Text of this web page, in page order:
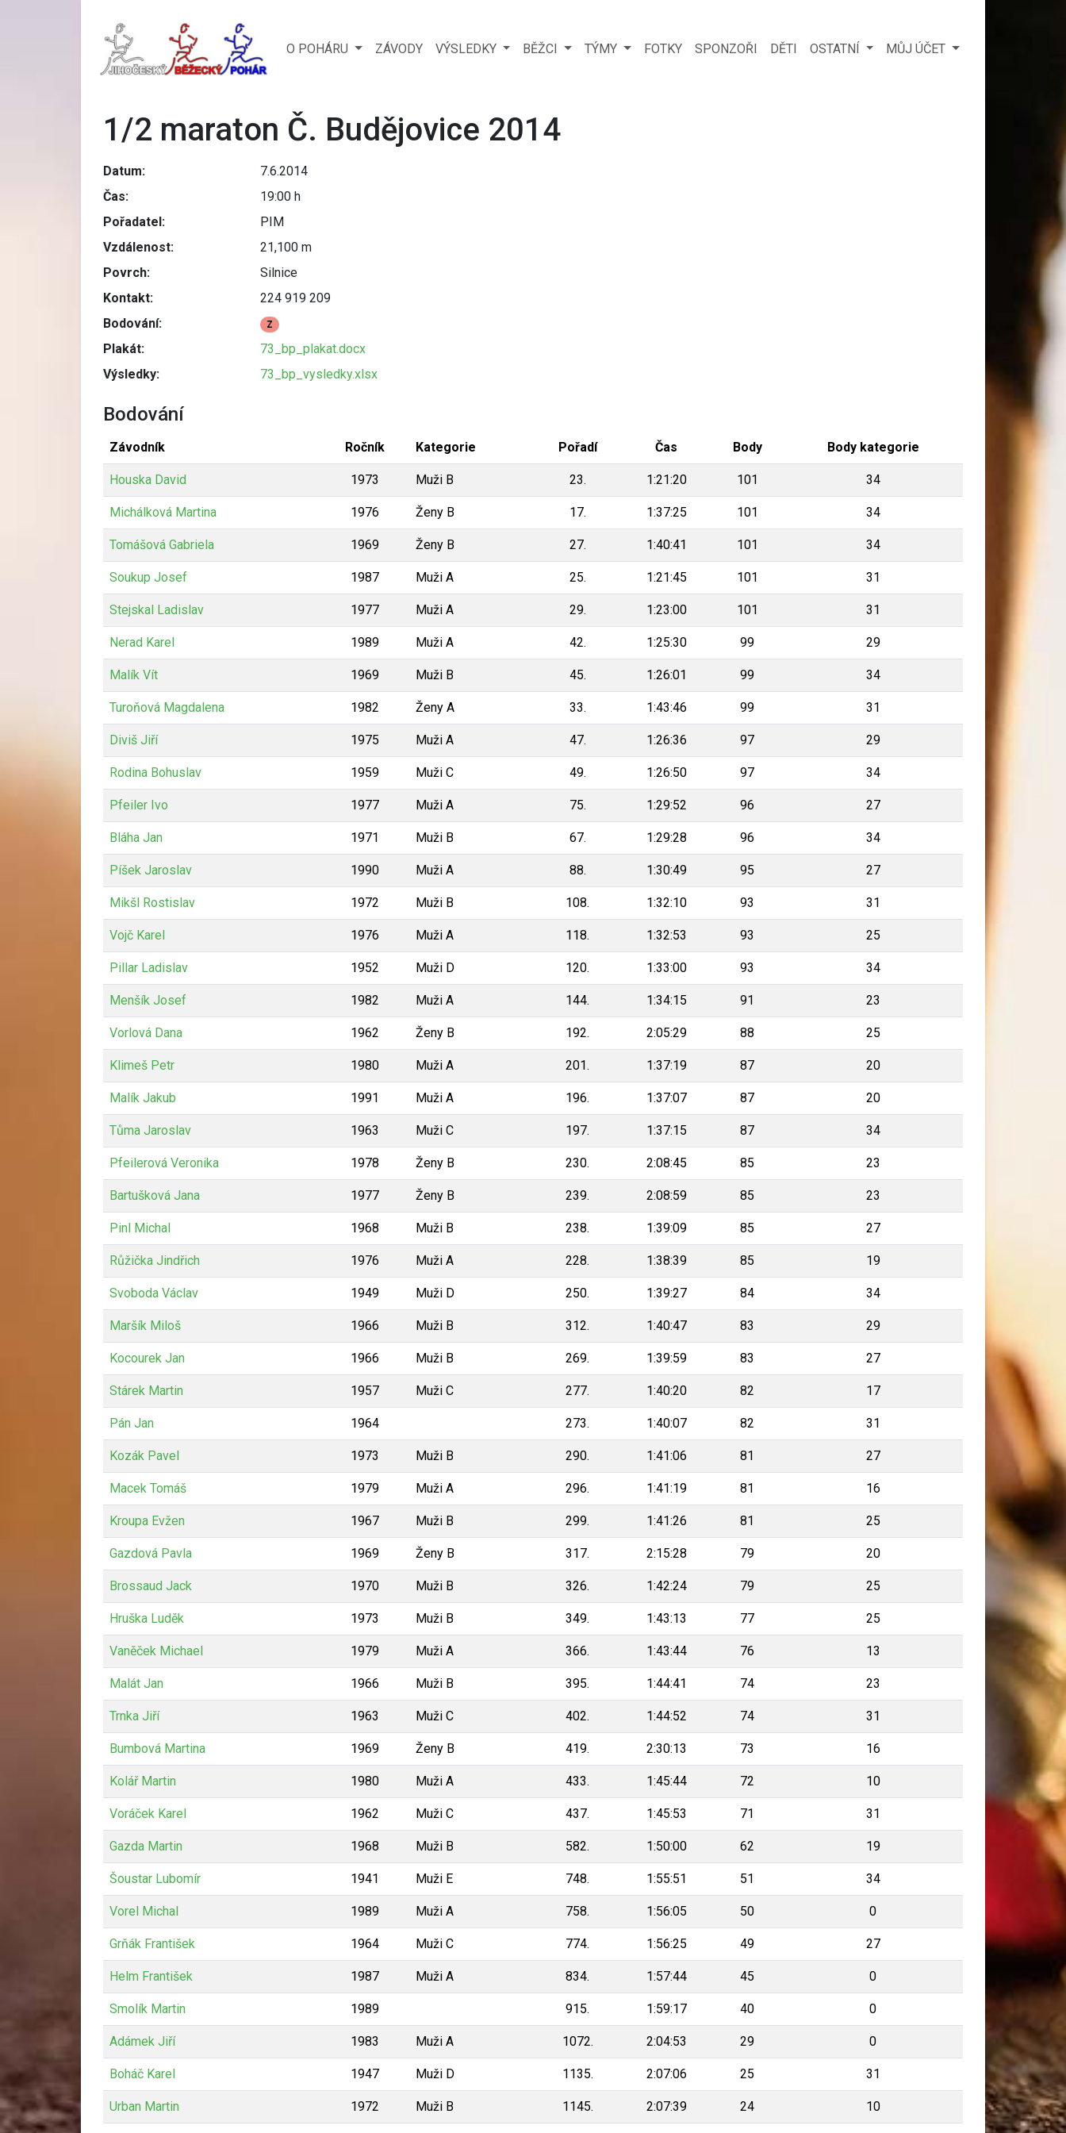
O POHÁRU ZÁVODY VÝSLEDKY BĚŽCI TÝMY FOTKY SPONZOŘI DĚTI OSTATNÍ MŮJ ÚČET
1/2 maraton Č. Budějovice 2014
Datum:
7.6.2014
Čas:
19:00 h
Pořadatel:
PIM
Vzdálenost:
21,100 m
Povrch:
Silnice
Kontakt:
224 919 209
Bodování:
Z
Plakát:
73_bp_plakat.docx
Výsledky:
73_bp_vysledky.xlsx
Bodování
Závodník Ročník Kategorie Pořadí Čas Body Body kategorie
Houska David 1973 Muži B 23. 1:21:20 101 34
Michálková Martina 1976 Ženy B 17. 1:37:25 101 34
Tomášová Gabriela 1969 Ženy B 27. 1:40:41 101 34
Soukup Josef 1987 Muži A 25. 1:21:45 101 31
Stejskal Ladislav 1977 Muži A 29. 1:23:00 101 31
Nerad Karel 1989 Muži A 42. 1:25:30 99 29
Malík Vít 1969 Muži B 45. 1:26:01 99 34
Turoňová Magdalena 1982 Ženy A 33. 1:43:46 99 31
Diviš Jiří 1975 Muži A 47. 1:26:36 97 29
Rodina Bohuslav 1959 Muži C 49. 1:26:50 97 34
Pfeiler Ivo 1977 Muži A 75. 1:29:52 96 27
Bláha Jan 1971 Muži B 67. 1:29:28 96 34
Píšek Jaroslav 1990 Muži A 88. 1:30:49 95 27
Mikšl Rostislav 1972 Muži B 108. 1:32:10 93 31
Vojč Karel 1976 Muži A 118. 1:32:53 93 25
Pillar Ladislav 1952 Muži D 120. 1:33:00 93 34
Menšík Josef 1982 Muži A 144. 1:34:15 91 23
Vorlová Dana 1962 Ženy B 192. 2:05:29 88 25
Klimeš Petr 1980 Muži A 201. 1:37:19 87 20
Malík Jakub 1991 Muži A 196. 1:37:07 87 20
Tůma Jaroslav 1963 Muži C 197. 1:37:15 87 34
Pfeilerová Veronika 1978 Ženy B 230. 2:08:45 85 23
Bartušková Jana 1977 Ženy B 239. 2:08:59 85 23
Pinl Michal 1968 Muži B 238. 1:39:09 85 27
Růžička Jindřich 1976 Muži A 228. 1:38:39 85 19
Svoboda Václav 1949 Muži D 250. 1:39:27 84 34
Maršík Miloš 1966 Muži B 312. 1:40:47 83 29
Kocourek Jan 1966 Muži B 269. 1:39:59 83 27
Stárek Martin 1957 Muži C 277. 1:40:20 82 17
Pán Jan 1964 273. 1:40:07 82 31
Kozák Pavel 1973 Muži B 290. 1:41:06 81 27
Macek Tomáš 1979 Muži A 296. 1:41:19 81 16
Kroupa Evžen 1967 Muži B 299. 1:41:26 81 25
Gazdová Pavla 1969 Ženy B 317. 2:15:28 79 20
Brossaud Jack 1970 Muži B 326. 1:42:24 79 25
Hruška Luděk 1973 Muži B 349. 1:43:13 77 25
Vaněček Michael 1979 Muži A 366. 1:43:44 76 13
Malát Jan 1966 Muži B 395. 1:44:41 74 23
Trnka Jiří 1963 Muži C 402. 1:44:52 74 31
Bumbová Martina 1969 Ženy B 419. 2:30:13 73 16
Kolář Martin 1980 Muži A 433. 1:45:44 72 10
Voráček Karel 1962 Muži C 437. 1:45:53 71 31
Gazda Martin 1968 Muži B 582. 1:50:00 62 19
Šoustar Lubomír 1941 Muži E 748. 1:55:51 51 34
Vorel Michal 1989 Muži A 758. 1:56:05 50 0
Grňák František 1964 Muži C 774. 1:56:25 49 27
Helm František 1987 Muži A 834. 1:57:44 45 0
Smolík Martin 1989 915. 1:59:17 40 0
Adámek Jiří 1983 Muži A 1072. 2:04:53 29 0
Boháč Karel 1947 Muži D 1135. 2:07:06 25 31
Urban Martin 1972 Muži B 1145. 2:07:39 24 10